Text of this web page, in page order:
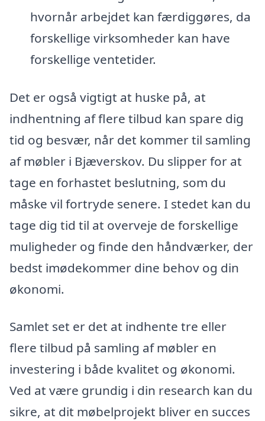
hvornår arbejdet kan færdiggøres, da
forskellige virksomheder kan have
forskellige ventetider.
Det er også vigtigt at huske på, at
indhentning af flere tilbud kan spare dig
tid og besvær, når det kommer til samling
af møbler i Bjæverskov. Du slipper for at
tage en forhastet beslutning, som du
måske vil fortryde senere. I stedet kan du
tage dig tid til at overveje de forskellige
muligheder og finde den håndværker, der
bedst imødekommer dine behov og din
økonomi.
Samlet set er det at indhente tre eller
flere tilbud på samling af møbler en
investering i både kvalitet og økonomi.
Ved at være grundig i din research kan du
sikre, at dit møbelprojekt bliver en succes